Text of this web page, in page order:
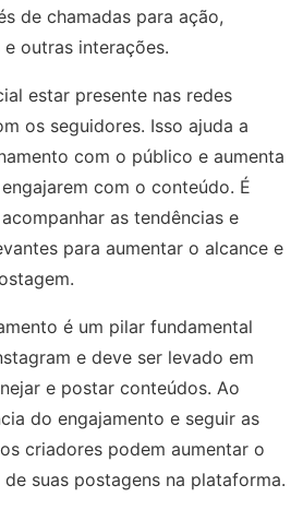
de chamadas para ação,
outras interações.
estar presente nas redes
os seguidores. Isso ajuda a
com o público e aumenta
com o conteúdo. É
as tendências e
para aumentar o alcance e
é um pilar fundamental
e deve ser levado em
e postar conteúdos. Ao
do engajamento e seguir as
criadores podem aumentar o
suas postagens na plataforma.